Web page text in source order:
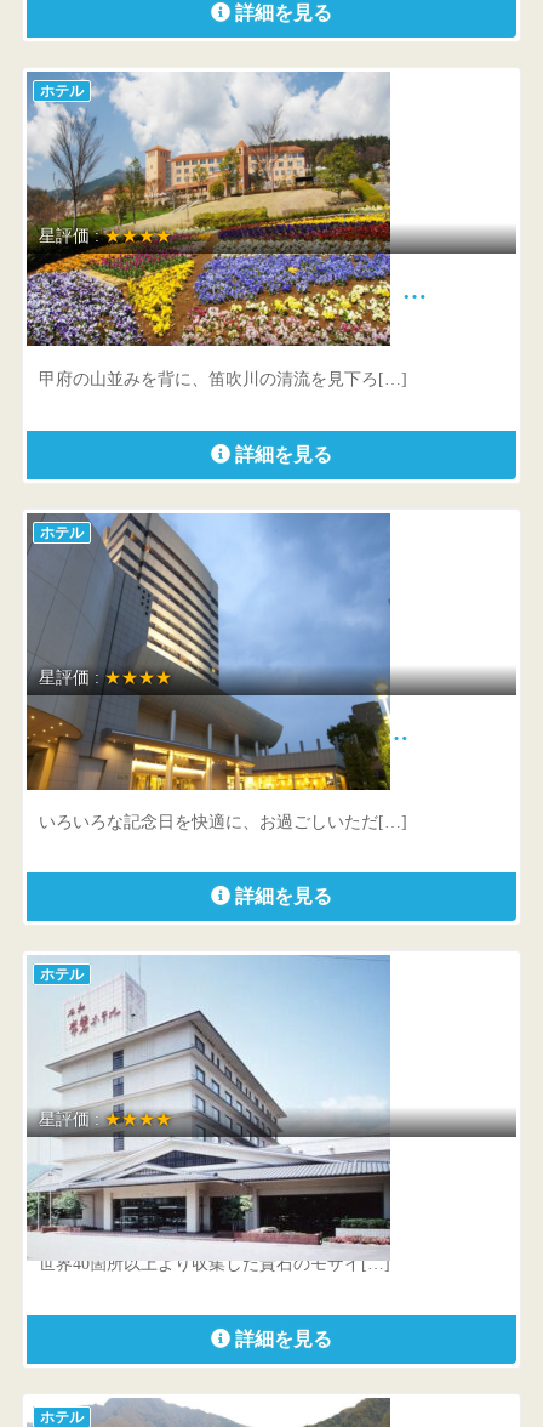
詳細を見る
ホテル
星評価 :★★★★
フルーツパーク富士屋ホテル …
山梨県 山梨市江曽原1388
甲府の山並みを背に、笛吹川の清流を見下ろ[…]
詳細を見る
ホテル
星評価 :★★★★
甲府 記念日ホテル（旧：甲府富…
山梨県 甲府市湯村3-2-3
いろいろな記念日を快適に、お過ごしいただ[…]
詳細を見る
ホテル
星評価 :★★★★
湯和み 別館 石和常磐ホテル
山梨県 笛吹市石和町川中島1607-14
世界40箇所以上より収集した貴石のモザイ[…]
詳細を見る
ホテル